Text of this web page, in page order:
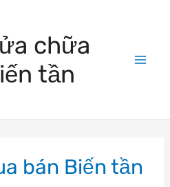
chữa
tần
bán Biến tần